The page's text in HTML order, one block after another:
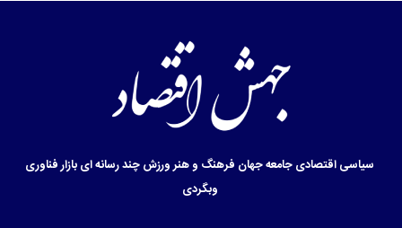
سیاسیاقتصادیجامعهجهان فرهنگ و هنرورزشچند رسانه ایبازارفناوری
وبگردی